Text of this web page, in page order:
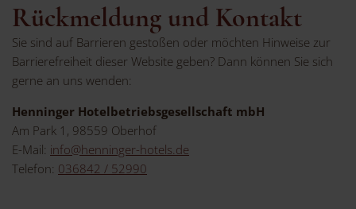
Rückmeldung und Kontakt
Sie sind auf Barrieren gestoßen oder möchten Hinweise zur
Barrierefreiheit dieser Website geben? Dann können Sie sich
gerne an uns wenden:
Henninger Hotelbetriebsgesellschaft mbH
Am Park 1, 98559 Oberhof
E-Mail: info@henninger-hotels.de
Telefon: 036842 / 52990